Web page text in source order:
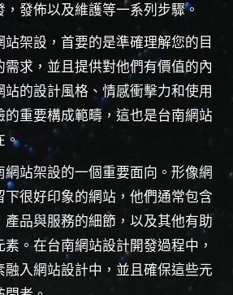
發佈以及維護等一系列步驟。
架設，首要的是準確理解您的目
求，並且提供對他們有價值的內
的設計風格、情感衝擊力和使用
的重要構成範疇，這也是台南網站
。
站架設的一個重要面向。形像網
下很好印象的網站，他們通常包含
產品與服務的細節，以及其他有助
。在台南網站設計開發過程中，
融入網站設計中，並且確保這些元